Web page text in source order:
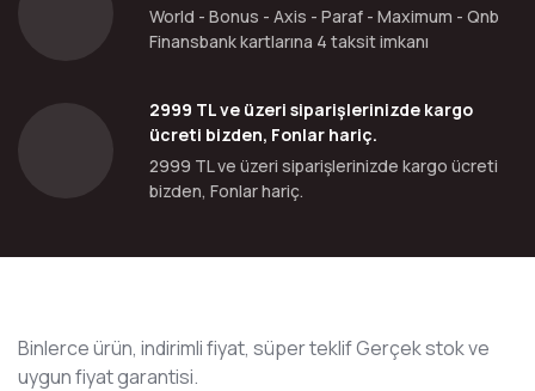
World - Bonus - Axis - Paraf - Maximum - Qnb
Finansbank kartlarına 4 taksit imkanı
2999 TL ve üzeri siparişlerinizde kargo
ücreti bizden, Fonlar hariç.
2999 TL ve üzeri siparişlerinizde kargo ücreti
bizden, Fonlar hariç.
Binlerce ürün, indirimli fiyat, süper teklif Gerçek stok ve
uygun fiyat garantisi.